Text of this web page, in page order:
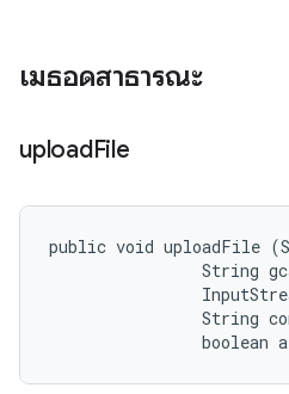
เมธอดสาธารณะ
uploadFile
public void uploadFile
String
String
boolean